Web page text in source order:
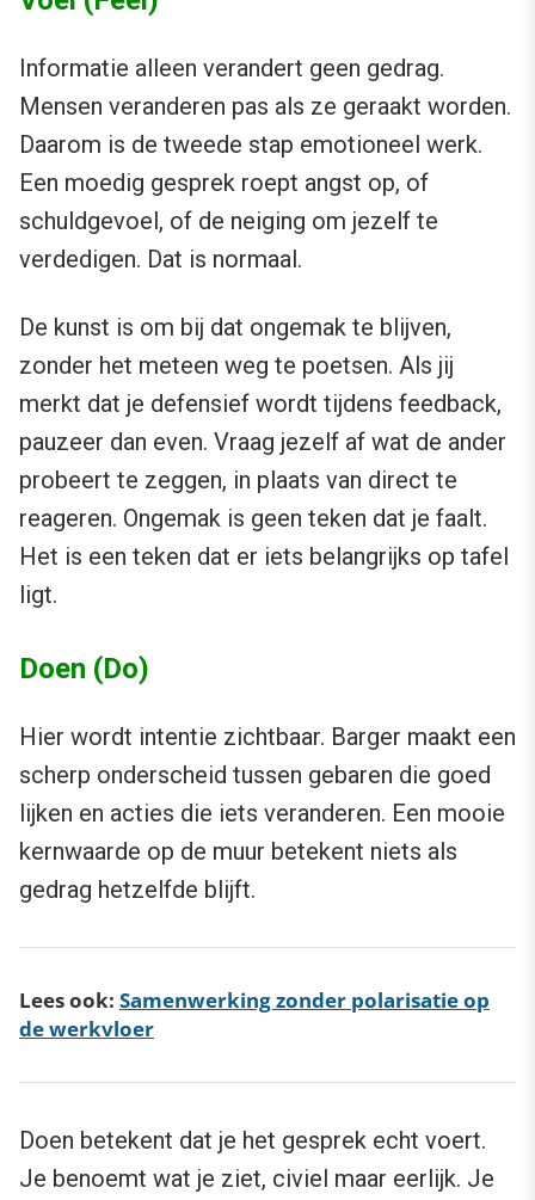
Informatie alleen verandert geen gedrag.
Mensen veranderen pas als ze geraakt worden.
Daarom is de tweede stap emotioneel werk.
Een moedig gesprek roept angst op, of
schuldgevoel, of de neiging om jezelf te
verdedigen. Dat is normaal.
De kunst is om bij dat ongemak te blijven,
zonder het meteen weg te poetsen. Als jij
merkt dat je defensief wordt tijdens feedback,
pauzeer dan even. Vraag jezelf af wat de ander
probeert te zeggen, in plaats van direct te
reageren. Ongemak is geen teken dat je faalt.
Het is een teken dat er iets belangrijks op tafel
ligt.
Doen (Do)
Hier wordt intentie zichtbaar. Barger maakt een
scherp onderscheid tussen gebaren die goed
lijken en acties die iets veranderen. Een mooie
kernwaarde op de muur betekent niets als
gedrag hetzelfde blijft.
Lees ook: Samenwerking zonder polarisatie op
de werkvloer
Doen betekent dat je het gesprek echt voert.
Je benoemt wat je ziet, civiel maar eerlijk. Je